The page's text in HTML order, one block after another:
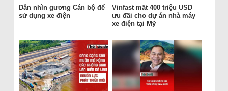
Dân nhìn gương Cán bộ để
sử dụng xe điện
Vinfast mất 400 triệu USD
ưu đãi cho dự án nhà máy
xe điện tại Mỹ